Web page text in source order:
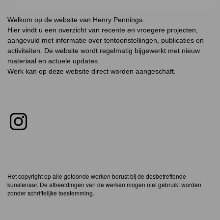
Welkom op de website van Henry Pennings.
Hier vindt u een overzicht van recente en vroegere projecten,
aangevuld met informatie over tentoonstellingen, publicaties en
activiteiten. De website wordt regelmatig bijgewerkt met nieuw
materiaal en actuele updates.
Werk kan op deze website direct worden aangeschaft.
Het copyright op alle getoonde werken berust bij de desbetreffende
kunstenaar. De afbeeldingen van de werken mogen niet gebruikt worden
zonder schriftelijke toestemming.